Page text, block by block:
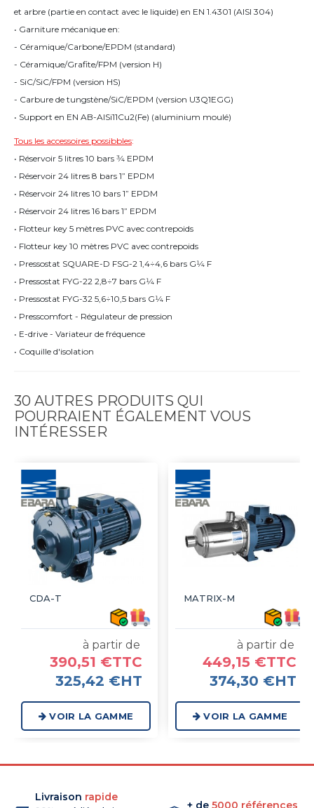
et arbre (partie en contact avec le liquide) en EN 1.4301 (AISI 304)
• Garniture mécanique en:
- Céramique/Carbone/EPDM (standard)
- Céramique/Grafite/FPM (version H)
- SiC/SiC/FPM (version HS)
- Carbure de tungstène/SiC/EPDM (version U3Q1EGG)
• Support en EN AB-AISi11Cu2(Fe) (aluminium moulé)
Tous les accessoires possibbles:
• Réservoir 5 litres 10 bars 3⁄4 EPDM
• Réservoir 24 litres 8 bars 1” EPDM
• Réservoir 24 litres 10 bars 1” EPDM
• Réservoir 24 litres 16 bars 1” EPDM
• Flotteur key 5 mètres PVC avec contrepoids
• Flotteur key 10 mètres PVC avec contrepoids
• Pressostat SQUARE-D FSG-2 1,4÷4,6 bars G1⁄4 F
• Pressostat FYG-22 2,8÷7 bars G1⁄4 F
• Pressostat FYG-32 5,6÷10,5 bars G1⁄4 F
• Presscomfort - Régulateur de pression
• E-drive - Variateur de fréquence
• Coquille d'isolation
30 AUTRES PRODUITS QUI
POURRAIENT ÉGALEMENT VOUS
INTÉRESSER
CDA-T
à partir de
390,51 €TTC
325,42 €HT
VOIR LA GAMME
MATRIX-M
à partir de
449,15 €TTC
374,30 €HT
VOIR LA GAMME
Livraison rapide